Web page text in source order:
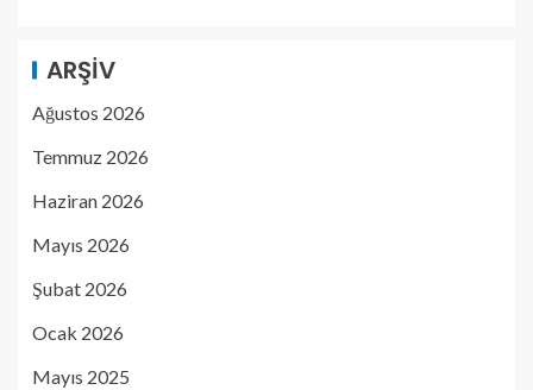
ARŞIV
Ağustos 2026
Temmuz 2026
Haziran 2026
Mayıs 2026
Şubat 2026
Ocak 2026
Mayıs 2025